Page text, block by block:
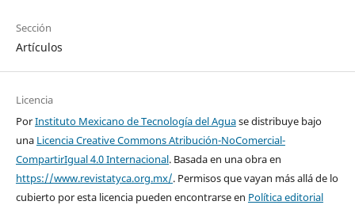
Sección
Artículos
Licencia
PorInstituto Mexicano de Tecnología del Aguase distribuye bajo
una Licencia Creative Commons Atribución-NoComercial-
CompartirIgual 4.0 Internacional. Basada en una obra en
https://www.revistatyca.org.mx/. Permisos que vayan más allá de lo
cubierto por esta licencia pueden encontrarse en Política editorial